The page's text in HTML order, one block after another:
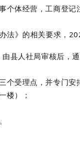
个体经营，工商登
法》的相关要求，
县人社局审核后，
个受理点，并专门
楼）；